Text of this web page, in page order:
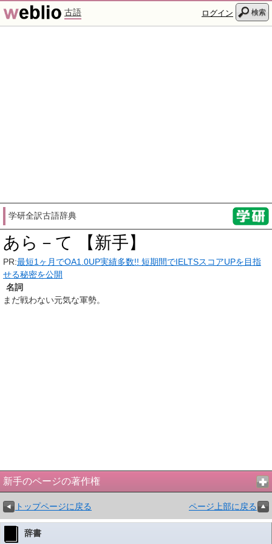
古語 ログイン 検索
学研全訳古語辞典
あら－て 【新手】
PR:最短1ヶ月でOA1.0UP実績多数!! 短期間でIELTSスコアUPを目指
せる秘密を公開
名詞
まだ戦わない元気な軍勢。
新手のページの著作権
トップページに戻る ページ上部に戻る
辞書